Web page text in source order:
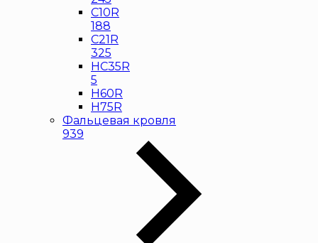
С10R
188
С21R
325
HC35R
5
H60R
H75R
Фальцевая кровля
939